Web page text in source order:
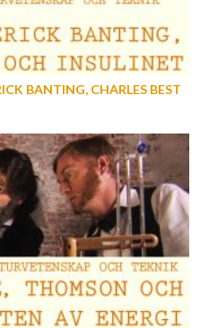
BANTING, CHARLES BEST